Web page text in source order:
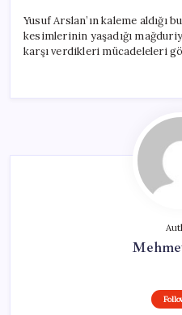
Yusuf Arslan’ın kaleme aldığı
kesimlerinin yaşadığı
karşı verdikleri mücadeleleri